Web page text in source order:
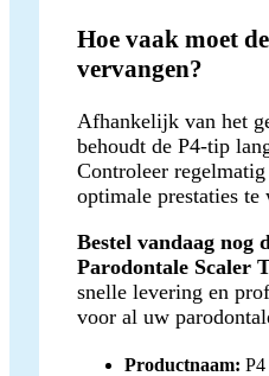
Hoe vaak moet
vervangen?
Afhankelijk van het
behoudt de P4-tip
Controleer
optimale prestaties te
Bestel vandaag nog
Parodontale Scaler
snelle levering en
voor al uw
Productnaam: P4